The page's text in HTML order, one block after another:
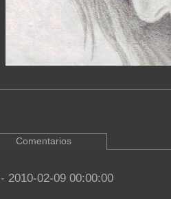
Comentarios
- 2010-02-09 00:00:00